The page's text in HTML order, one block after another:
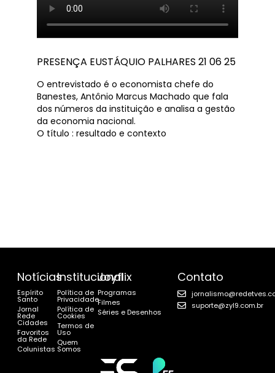
PRESENÇA EUSTÁQUIO PALHARES 21 06 25
O entrevistado é o economista chefe do
Banestes, Antônio Marcus Machado que fala
dos números da instituição e analisa a gestão
da economia nacional.
O título : resultado e contexto
Notícias
Espírito
Santo
Jornal
Rede
Cidades
Favoritos
da Rede
Colunistas
Institucional
Política de
Privacidade
Política de
Cookies
Termos de
Uso
Quem
Somos
Joyflix
Programas
Filmes
Séries e Desenhos
Contato
suporte@zyl9.com.br